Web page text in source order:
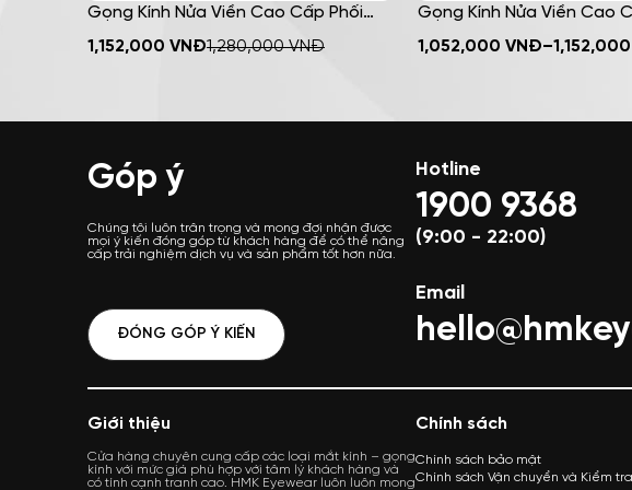
MUA NGAY
Gọng Kính Nửa Viền Cao Cấp Phối
Kim Loại HMK Eyewear Cá Tính Thời
1,152,000 VNĐ1,280,000VNĐ MUA NGAY
Gọng Kính Nửa Viền Cao
Kim Loại HMK Eyewear Cá
1,052,000 VNĐ–1,152,000
Góp ý
Chúng tôi luôn trân trọng và mong đợi nhận được
mọi ý kiến đóng góp từ khách hàng để có thể nâng
cấp trải nghiệm dịch vụ và sản phẩm tốt hơn nữa.
ĐÓNG GÓP Ý KIẾN
Hotline
1900 9368
(9:00 - 22:00)
Email
Giới thiệu
Cửa hàng chuyên cung cấp các loại mắt kính – gọng
kính với mức giá phù hợp với tâm lý khách hàng và
có tính cạnh tranh cao. HMK Eyewear luôn luôn mong
Chính sách
Chính sách bảo mật
Chính sách Vận chuyển và Kiểm